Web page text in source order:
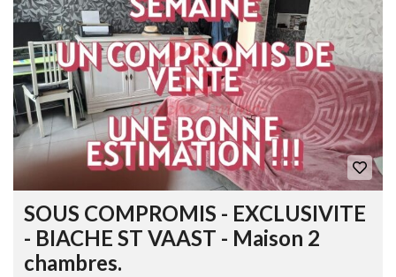
SOUS COMPROMIS - EXCLUSIVITE
- BIACHE ST VAAST - Maison 2
chambres.